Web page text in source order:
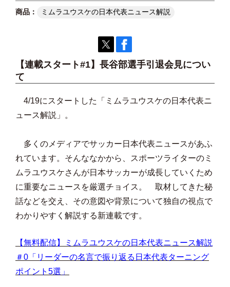
ミムラユウスケの日本代表ニュース解説
【連載スタート#1】長谷部選手引退会見につい
て
4/19にスタートした「ミムラユウスケの日本代表ニ
ュース解説」。
多くのメディアでサッカー日本代表ニュースがあふ
れています。そんななかから、スポーツライターのミ
ムラユウスケさんが日本サッカーが成長していくため
に重要なニュースを厳選チョイス。 取材してきた秘
話などを交え、その意図や背景について独自の視点で
わかりやすく解説する新連載です。
【無料配信】ミムラユウスケの日本代表ニュース解説
＃0「リーダーの名言で振り返る日本代表ターニング
ポイント5選」